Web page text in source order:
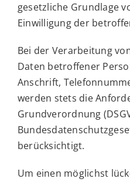
gesetzliche Grundlage
Einwilligung der
Bei der Verarbeitung
Daten betroffener
Anschrift,
werden stets die
Grundverordnung
berücksichtigt.
Um einen möglichst